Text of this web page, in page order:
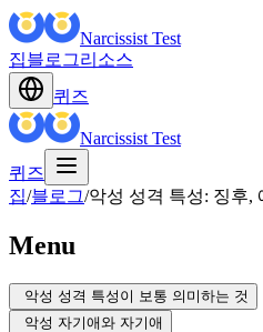
Narcissist Test
집블로그리소스
퀴즈
Narcissist Test
퀴즈
집/블로그/악성 성격 특성: 징후,
Menu
악성 성격 특성이 보통 의미하는 것
악성 자기애와 자기애